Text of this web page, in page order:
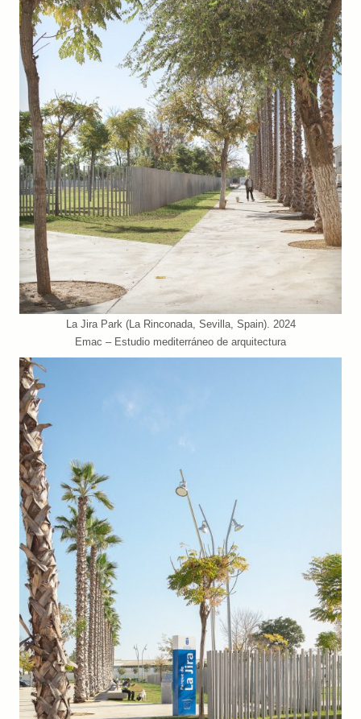
La Jira Park (La Rinconada, Sevilla, Spain). 2024
Emac – Estudio mediterráneo de arquitectura